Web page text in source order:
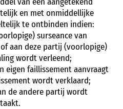
en met onmiddellijke
te ontbinden indien:
surseance van
aan deze partij (voorlopige)
wordt verleend;
eigen faillissement aanvraagt
wordt verklaard;
de andere partij wordt